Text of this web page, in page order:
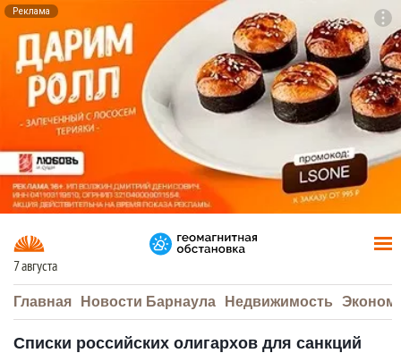
Реклама
7 августа
Главная Новости Барнаула Недвижимость
Списки российских олигархов для санкций